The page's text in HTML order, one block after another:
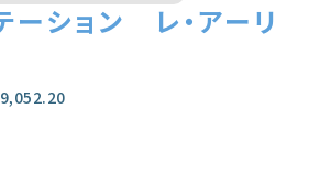
ーション レ・アーリ